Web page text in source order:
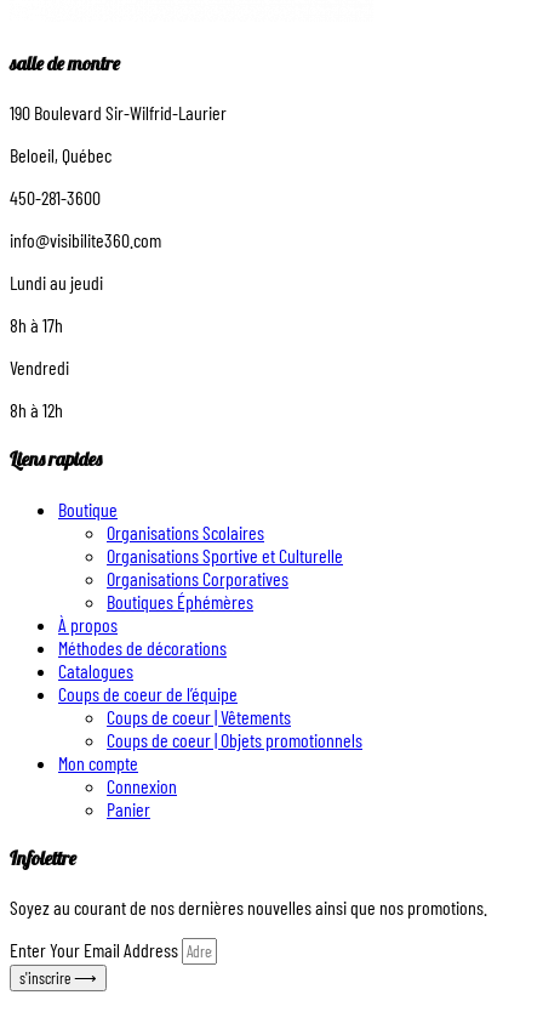
salle de montre
190 Boulevard Sir-Wilfrid-Laurier
Beloeil, Québec
450-281-3600
info@visibilite360.com
Lundi au jeudi
8h à 17h
Vendredi
8h à 12h
Liens rapides
Boutique
Organisations Scolaires
Organisations Sportive et Culturelle
Organisations Corporatives
Boutiques Éphémères
À propos
Méthodes de décorations
Catalogues
Coups de coeur de l’équipe
Coups de coeur | Vêtements
Coups de coeur | Objets promotionnels
Mon compte
Connexion
Panier
Infolettre
Soyez au courant de nos dernières nouvelles ainsi que nos promotions.
Enter Your Email Address
s'inscrire ⟶